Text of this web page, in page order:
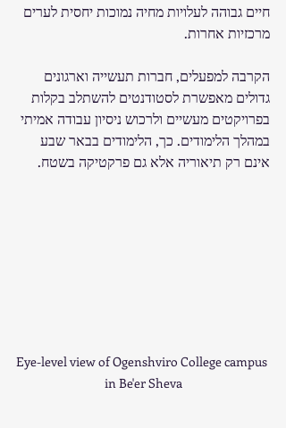
חיים גבוהה לעלויות מחיה נמוכות יחסית לערים
מרכזיות אחרות.
הקרבה למפעלים, חברות תעשייה וארגונים
גדולים מאפשרת לסטודנטים להשתלב בקלות
בפרויקטים מעשיים ולרכוש ניסיון עבודה אמיתי
במהלך הלימודים. כך, הלימודים בבאר שבע
אינם רק תיאוריה אלא גם פרקטיקה בשטח.
Eye-level view of Ogenshviro College campus
in Be'er Sheva